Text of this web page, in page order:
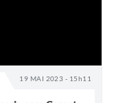
19 MAI 2023 - 15h11